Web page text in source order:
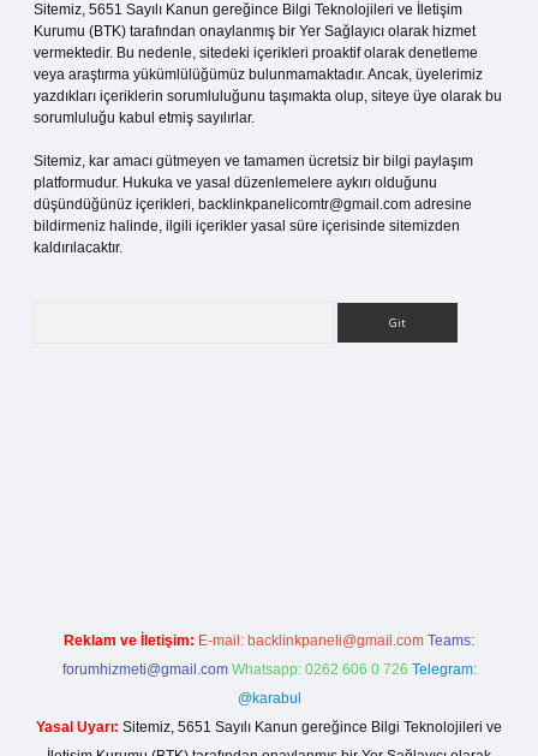
Sitemiz, 5651 Sayılı Kanun gereğince Bilgi Teknolojileri ve İletişim
Kurumu (BTK) tarafından onaylanmış bir Yer Sağlayıcı olarak hizmet
vermektedir. Bu nedenle, sitedeki içerikleri proaktif olarak denetleme
veya araştırma yükümlülüğümüz bulunmamaktadır. Ancak, üyelerimiz
yazdıkları içeriklerin sorumluluğunu taşımakta olup, siteye üye olarak bu
sorumluluğu kabul etmiş sayılırlar.
Sitemiz, kar amacı gütmeyen ve tamamen ücretsiz bir bilgi paylaşım
platformudur. Hukuka ve yasal düzenlemelere aykırı olduğunu
düşündüğünüz içerikleri, backlinkpanelicomtr@gmail.com adresine
bildirmeniz halinde, ilgili içerikler yasal süre içerisinde sitemizden
kaldırılacaktır.
Reklam ve İletişim: E-mail: backlinkpaneli@gmail.com Teams:
forumhizmeti@gmail.com Whatsapp: 0262 606 0 726 Telegram:
@karabul
Yasal Uyarı: Sitemiz, 5651 Sayılı Kanun gereğince Bilgi Teknolojileri ve